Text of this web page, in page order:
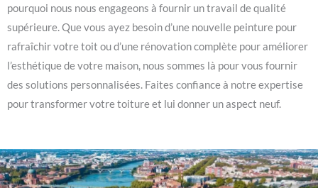
pourquoi nous nous engageons à fournir un travail de qualité
supérieure. Que vous ayez besoin d’une nouvelle peinture pour
rafraîchir votre toit ou d’une rénovation complète pour améliorer
l’esthétique de votre maison, nous sommes là pour vous fournir
des solutions personnalisées. Faites confiance à notre expertise
pour transformer votre toiture et lui donner un aspect neuf.